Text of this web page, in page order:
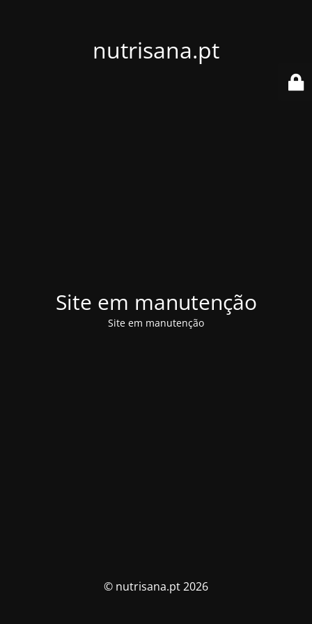
nutrisana.pt
Site em manutenção
Site em manutenção
© nutrisana.pt 2026